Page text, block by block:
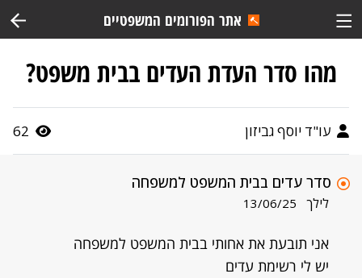
אתר הפורומים המשפטיים
מהו סדר העדת העדים בבית משפט?
עו"ד יוסף גביזון 62
סדר עדים בבית המשפט למשפחה
לילך 13/06/25
אני תובעת את אחותי בבית המשפט למשפחה
יש לי רשימת עדים